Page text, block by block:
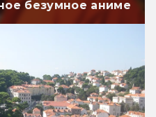
безумное аниме